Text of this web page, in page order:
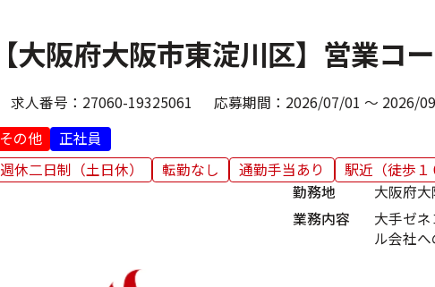
【大阪府大阪市東淀川区】営業コ
求人番号： 27060-19325061 応募期間： 2026/07/01 ～ 2026/
その他
正社員
週休二日制（土日休）
転勤なし 通勤手当あり 駅近（徒歩１
勤務地
大阪府
業務内容
大手ゼ
ル会社